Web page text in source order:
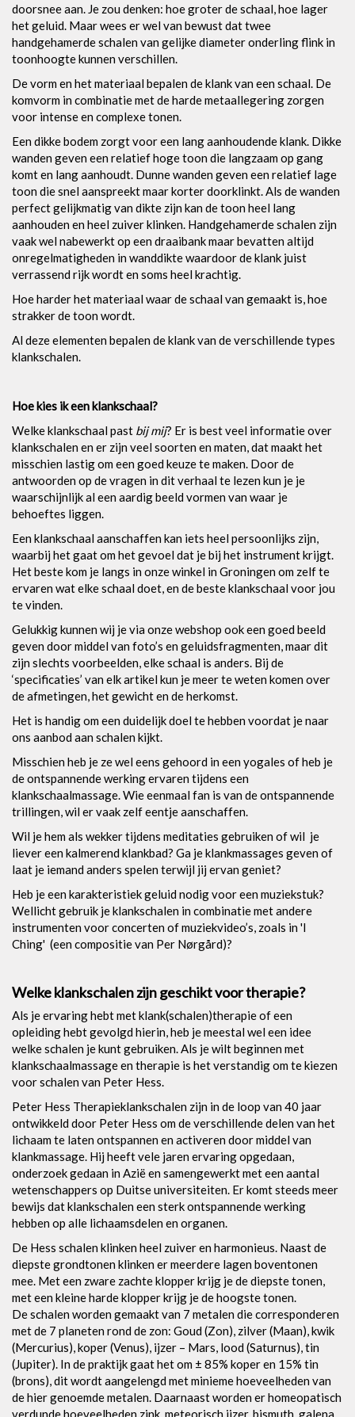
doorsnee aan. Je zou denken: hoe groter de schaal, hoe lager
het geluid. Maar wees er wel van bewust dat twee
handgehamerde schalen van gelijke diameter onderling flink in
toonhoogte kunnen verschillen.
De vorm en het materiaal bepalen de klank van een schaal. De
komvorm in combinatie met de harde metaallegering zorgen
voor intense en complexe tonen.
Een dikke bodem zorgt voor een lang aanhoudende klank. Dikke
wanden geven een relatief hoge toon die langzaam op gang
komt en lang aanhoudt. Dunne wanden geven een relatief lage
toon die snel aanspreekt maar korter doorklinkt. Als de wanden
perfect gelijkmatig van dikte zijn kan de toon heel lang
aanhouden en heel zuiver klinken. Handgehamerde schalen zijn
vaak wel nabewerkt op een draaibank maar bevatten altijd
onregelmatigheden in wanddikte waardoor de klank juist
verrassend rijk wordt en soms heel krachtig.
Hoe harder het materiaal waar de schaal van gemaakt is, hoe
strakker de toon wordt.
Al deze elementen bepalen de klank van de verschillende types
klankschalen.
Hoe kies ik een klankschaal?
Welke klankschaal past bij mij? Er is best veel informatie over
klankschalen en er zijn veel soorten en maten, dat maakt het
misschien lastig om een goed keuze te maken. Door de
antwoorden op de vragen in dit verhaal te lezen kun je je
waarschijnlijk al een aardig beeld vormen van waar je
behoeftes liggen.
Een klankschaal aanschaffen kan iets heel persoonlijks zijn,
waarbij het gaat om het gevoel dat je bij het instrument krijgt.
Het beste kom je langs in onze winkel in Groningen om zelf te
ervaren wat elke schaal doet, en de beste klankschaal voor jou
te vinden.
Gelukkig kunnen wij je via onze webshop ook een goed beeld
geven door middel van foto’s en geluidsfragmenten, maar dit
zijn slechts voorbeelden, elke schaal is anders. Bij de
‘specificaties’ van elk artikel kun je meer te weten komen over
de afmetingen, het gewicht en de herkomst.
Het is handig om een duidelijk doel te hebben voordat je naar
ons aanbod aan schalen kijkt.
Misschien heb je ze wel eens gehoord in een yogales of heb je
de ontspannende werking ervaren tijdens een
klankschaalmassage. Wie eenmaal fan is van de ontspannende
trillingen, wil er vaak zelf eentje aanschaffen.
Wil je hem als wekker tijdens meditaties gebruiken of wil je
liever een kalmerend klankbad? Ga je klankmassages geven of
laat je iemand anders spelen terwijl jij ervan geniet?
Heb je een karakteristiek geluid nodig voor een muziekstuk?
Wellicht gebruik je klankschalen in combinatie met andere
instrumenten voor concerten of muziekvideo’s, zoals in 'I
Ching' (een compositie van Per Nørgård)?
Welke klankschalen zijn geschikt voor therapie?
Als je ervaring hebt met klank(schalen)therapie of een
opleiding hebt gevolgd hierin, heb je meestal wel een idee
welke schalen je kunt gebruiken. Als je wilt beginnen met
klankschaalmassage en therapie is het verstandig om te kiezen
voor schalen van Peter Hess.
Peter Hess Therapieklankschalen zijn in de loop van 40 jaar
ontwikkeld door Peter Hess om de verschillende delen van het
lichaam te laten ontspannen en activeren door middel van
klankmassage. Hij heeft vele jaren ervaring opgedaan,
onderzoek gedaan in Azië en samengewerkt met een aantal
wetenschappers op Duitse universiteiten. Er komt steeds meer
bewijs dat klankschalen een sterk ontspannende werking
hebben op alle lichaamsdelen en organen.
De Hess schalen klinken heel zuiver en harmonieus. Naast de
diepste grondtonen klinken er meerdere lagen boventonen
mee. Met een zware zachte klopper krijg je de diepste tonen,
met een kleine harde klopper krijg je de hoogste tonen.
De schalen worden gemaakt van 7 metalen die corresponderen
met de 7 planeten rond de zon: Goud (Zon), zilver (Maan), kwik
(Mercurius), koper (Venus), ijzer – Mars, lood (Saturnus), tin
(Jupiter). In de praktijk gaat het om ± 85% koper en 15% tin
(brons), dit wordt aangelengd met minieme hoeveelheden van
de hier genoemde metalen. Daarnaast worden er homeopatisch
verdunde hoeveelheden zink, meteorisch ijzer, bismuth, galena